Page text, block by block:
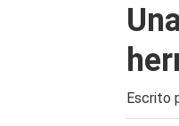
Escrito